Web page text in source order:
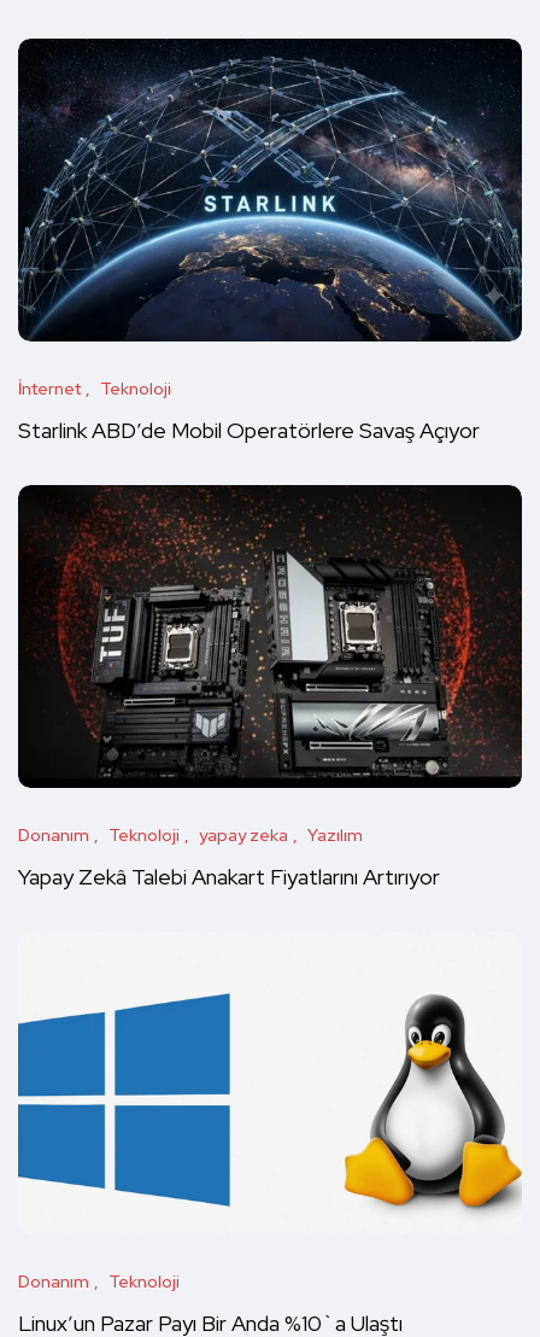
İnternet Teknoloji
Starlink ABD’de Mobil Operatörlere Savaş Açıyor
Donanım Teknoloji yapay zeka Yazılım
Yapay Zekâ Talebi Anakart Fiyatlarını Artırıyor
Donanım Teknoloji
Linux’un Pazar Payı Bir Anda %10`a Ulaştı